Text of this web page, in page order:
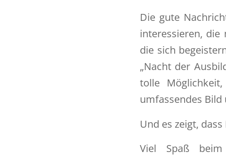
Die gute
interessieren, die
die sich
„Nacht der
tolle
umfassendes
Und es zeigt,
Viel Spaß